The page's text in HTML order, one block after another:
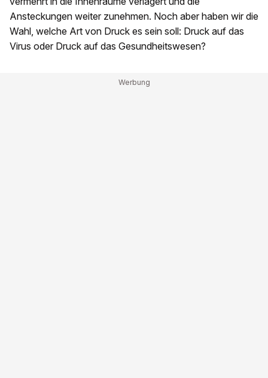
Ansteckungen weiter zunehmen. Noch aber haben wir die
Wahl, welche Art von Druck es sein soll: Druck auf das
Virus oder Druck auf das Gesundheitswesen?